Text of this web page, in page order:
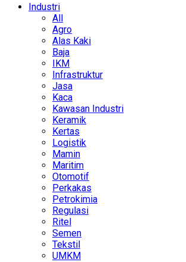
Industri
All
Agro
Alas Kaki
Baja
IKM
Infrastruktur
Jasa
Kaca
Kawasan Industri
Keramik
Kertas
Logistik
Mamin
Maritim
Otomotif
Perkakas
Petrokimia
Regulasi
Ritel
Semen
Tekstil
UMKM